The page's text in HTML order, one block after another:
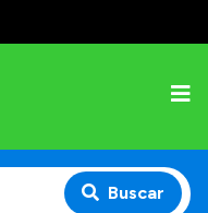
Buscar